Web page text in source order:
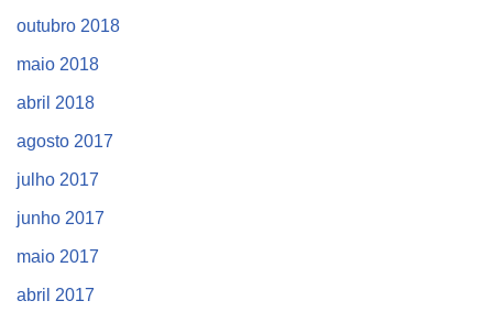
outubro 2018
maio 2018
abril 2018
agosto 2017
julho 2017
junho 2017
maio 2017
abril 2017